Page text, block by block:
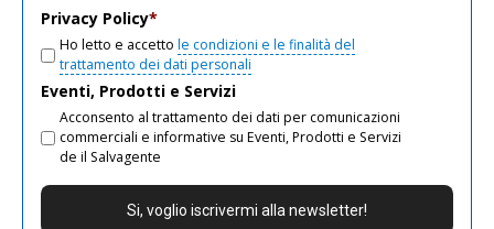
Privacy Policy*
Ho letto e accetto le condizioni e le finalità del
trattamento dei dati personali
Eventi, Prodotti e Servizi
Acconsento al trattamento dei dati per comunicazioni
commerciali e informative su Eventi, Prodotti e Servizi
de il Salvagente